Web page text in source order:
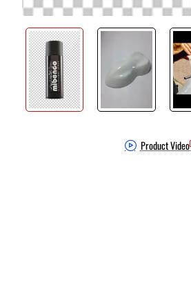
Product Video